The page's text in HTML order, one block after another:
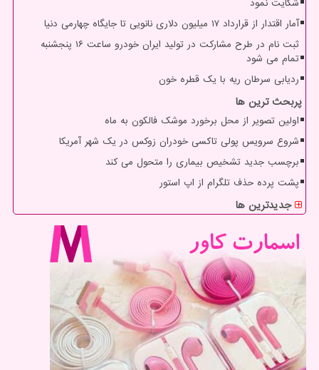
شکایت نمود
آمار اقتدار از قرارداد ۱۷ میلیون دلاری نانویی تا جایگاه چهارمی دنیا
ثبت نام در طرح مشارکت در تولید ایران خودرو ساعت ۱۶ پنجشنبه
تمام می شود
ردیابی سرطان ریه با یک قطره خون
پربحث ترین ها
اولین تصویر از محل برخورد موشک فالکون به ماه
شروع سرویس پولی تاکسی خودران زوکس در یک شهر آمریکا
برچسب جدید تشخیص بیماری را متحول می کند
پشت پرده حذف تلگرام از اپ استور
جدیدترین ها